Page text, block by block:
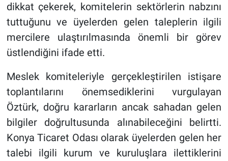
dikkat çekerek, komitelerin sektörlerin nabzını
tuttuğunu ve üyelerden gelen taleplerin ilgili
mercilere ulaştırılmasında önemli bir görev
üstlendiğini ifade etti.
Meslek komiteleriyle gerçekleştirilen istişare
toplantılarını önemsediklerini vurgulayan
Öztürk, doğru kararların ancak sahadan gelen
bilgiler doğrultusunda alınabileceğini belirtti.
Konya Ticaret Odası olarak üyelerden gelen her
talebi ilgili kurum ve kuruluşlara ilettiklerini